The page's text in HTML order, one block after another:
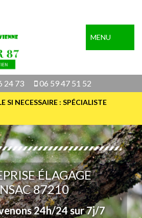
MENU
24 73 06 59 47 51 52
SI NECESSAIRE : SPÉCIALISTE
ÉLAGAGE
87210
24h/24 sur 7j/7